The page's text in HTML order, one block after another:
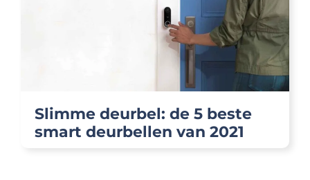
Slimme deurbel: de 5 beste
smart deurbellen van 2021